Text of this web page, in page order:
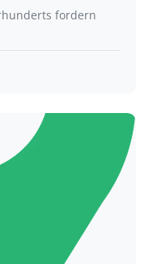
fordern